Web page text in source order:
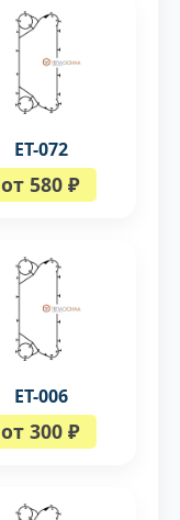
ЕТ-072
от 580 ₽
ЕТ-006
от 300 ₽